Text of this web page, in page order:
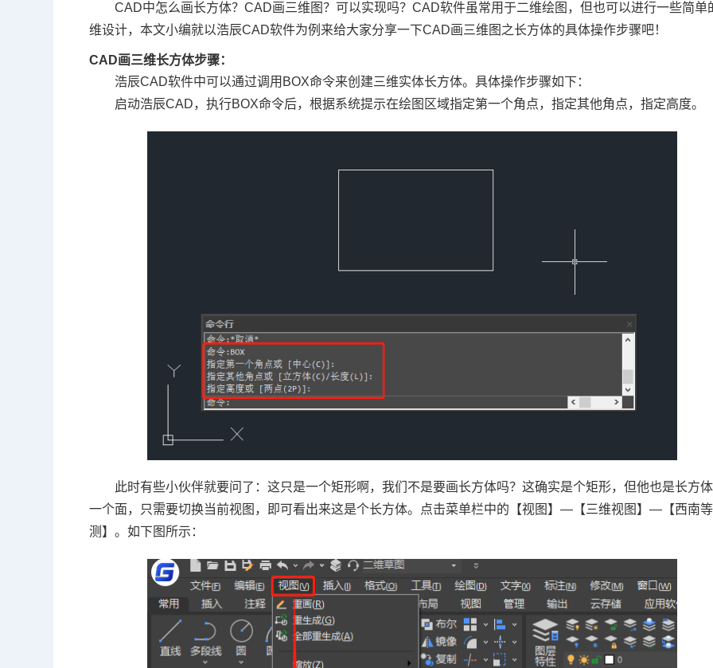
CAD中怎么画长方体？CAD画三维图？可以实现吗？CAD软件虽常用于二维绘图，但也可以进行一些简单
维设计，本文小编就以浩辰CAD软件为例来给大家分享一下CAD画三维图之长方体的具体操作步骤吧！
CAD画三维长方体步骤：
浩辰CAD软件中可以通过调用BOX命令来创建三维实体长方体。具体操作步骤如下：
启动浩辰CAD，执行BOX命令后，根据系统提示在绘图区域指定第一个角点，指定其他角点，指定高度。
此时有些小伙伴就要问了：这只是一个矩形啊，我们不是要画长方体吗？这确实是个矩形，但他也是长方
一个面，只需要切换当前视图，即可看出来这是个长方体。点击菜单栏中的【视图】—【三维视图】—【西南
测】。如下图所示：